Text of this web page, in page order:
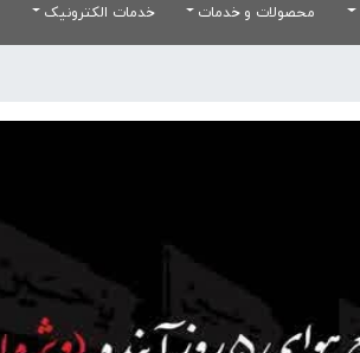
محصولات و خدمات خدمات الکترونیک